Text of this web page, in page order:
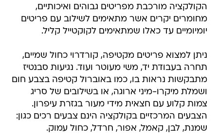
הקולקציה מורכבת מפריטים גבוהים ואיכותיים,
מחומרים יקרים אשר מתאימים לשילוב עם פריטים
יומיומיים עד כאלו שמתאימים לקוקטייל קליל.
ניתן למצוא פריטים מקטיפה, קורדרוי כחול שמיים,
תחרה בעבודת יד, משי מעוטר ועוד. נגיעות סבנטיז
מתבקשות נראות בו, כמו באוברול קטיפה בצבע חום
ושמלת מיקרו-מיני ארוגה, או בשילובים של סריג
צמות קלוע עם חצאית מידי מעור בגזרת עיפרון.
הצבעים המרכזיים בקולקציה הינם צבעים רכים כגון:
שמנת, לבן, קאמל, אפור, חרדל, כחול עמוק.